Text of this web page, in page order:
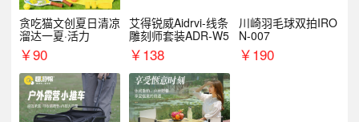
贪吃猫文创夏日清凉
溜达一夏·活力
￥90
艾得锐威Aidrvi-线条
雕刻师套装ADR-W5
￥138
川崎羽毛球双拍IRO
N-007
￥190